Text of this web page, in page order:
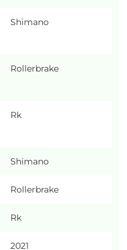
Shimano
Rollerbrake
Rk
Shimano
Rollerbrake
Rk
2021